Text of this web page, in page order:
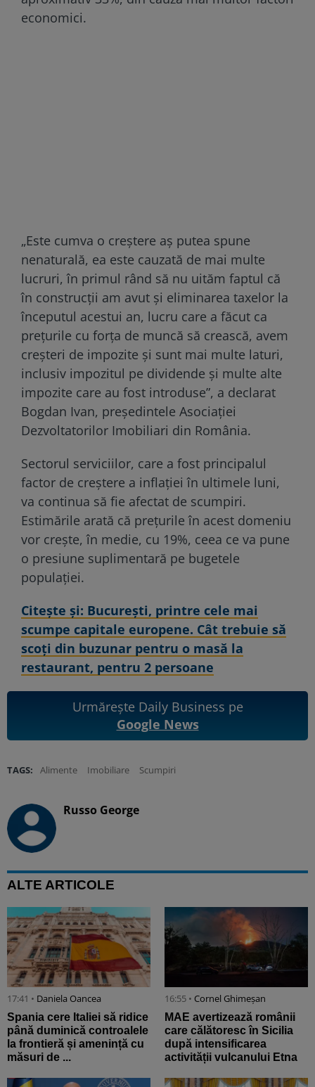
economici.
„Este cumva o creștere aș putea spune
nenaturală, ea este cauzată de mai multe
lucruri, în primul rând să nu uităm faptul că
în construcții am avut și eliminarea taxelor la
începutul acestui an, lucru care a făcut ca
prețurile cu forța de muncă să crească, avem
creșteri de impozite și sunt mai multe laturi,
inclusiv impozitul pe dividende și multe alte
impozite care au fost introduse”, a declarat
Bogdan Ivan, președintele Asociației
Dezvoltatorilor Imobiliari din România.
Sectorul serviciilor, care a fost principalul
factor de creștere a inflației în ultimele luni,
va continua să fie afectat de scumpiri.
Estimările arată că prețurile în acest domeniu
vor crește, în medie, cu 19%, ceea ce va pune
o presiune suplimentară pe bugetele
populației.
Citeşte şi: București, printre cele mai
scumpe capitale europene. Cât trebuie să
scoți din buzunar pentru o masă la
restaurant, pentru 2 persoane
Urmărește Daily Business pe
Google News
TAGS: Alimente Imobiliare Scumpiri
Russo George
ALTE ARTICOLE
17:41 • Daniela Oancea
Spania cere Italiei să ridice
până duminică controalele
la frontieră și amenință cu
măsuri de ...
16:55 • Cornel Ghimeșan
MAE avertizează românii
care călătoresc în Sicilia
după intensificarea
activității vulcanului Etna